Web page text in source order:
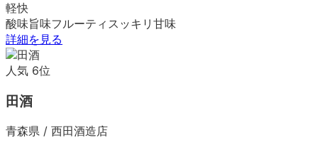
軽快
酸味旨味フルーティ スッキリ 甘味
詳細を見る
人気 6位
田酒
青森県 / 西田酒造店